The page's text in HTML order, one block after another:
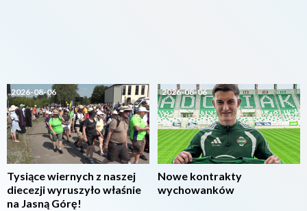
2026-08-06
Tysiące wiernych z naszej
diecezji wyruszyło właśnie
na Jasną Górę!
2026-08-06
Nowe kontrakty
wychowanków